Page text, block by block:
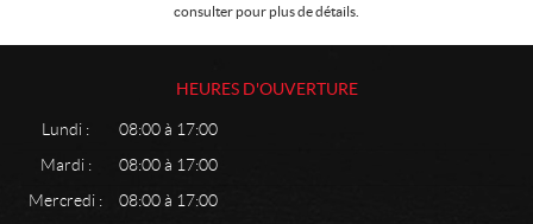
consulter pour plus de détails.
HEURES D'OUVERTURE
Lundi :
08:00 à 17:00
Mardi :
08:00 à 17:00
Mercredi :
08:00 à 17:00